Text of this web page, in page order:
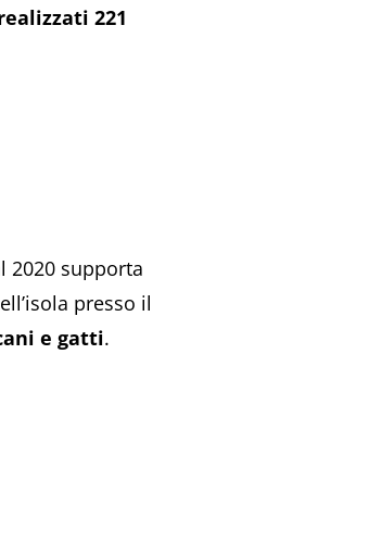
221
2020 supporta
presso il
e gatti.